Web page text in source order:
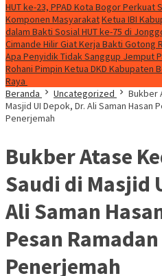
HUT ke-23, PPAD Kota Bogor
Komponen MasyarakatKetua IBI
dalam Bakti Sosial HUT ke-75 di
Cimande Hilir Giat Kerja Bakti Gotong
Apa Penyidik Tidak Sanggup Jemput
Rohani Pimpin Ketua DKD Kabupaten
Raya
Beranda
Uncategorized
Bukber
Masjid UI Depok, Dr. Ali Saman Hasan
Penerjemah
Bukber Atase
Saudi di Masjid
Ali Saman
Pesan
Penerjemah